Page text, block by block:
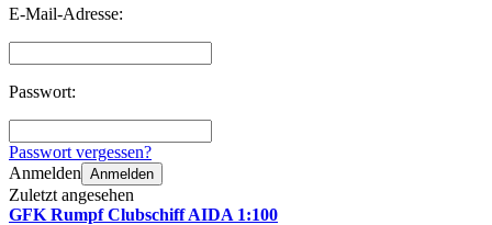
E-Mail-Adresse:
Passwort:
Passwort vergessen?
Anmelden Anmelden
Zuletzt angesehen
GFK Rumpf Clubschiff AIDA 1:100